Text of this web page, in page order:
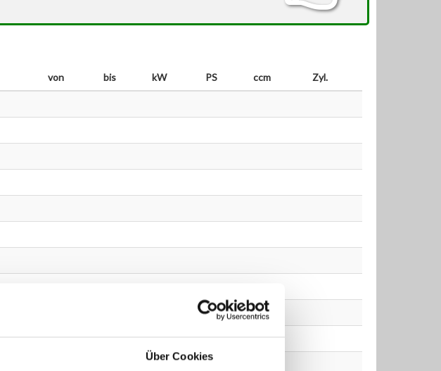
Über Cookies
von bis kW PS ccm Zyl.